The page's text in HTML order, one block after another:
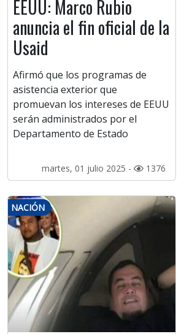
EEUU: Marco Rubio
anuncia el fin oficial de la
Usaid
Afirmó que los programas de
asistencia exterior que
promuevan los intereses de EEUU
serán administrados por el
Departamento de Estado
martes, 01 julio 2025 - 1376
NACIÓN